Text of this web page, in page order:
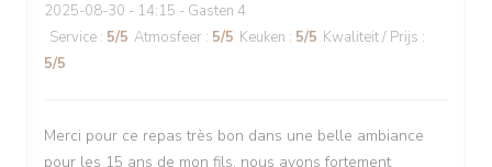
2025-08-30 - 14:15 - Gasten 4
Service : 5/5 Atmosfeer : 5/5 Keuken : 5/5 Kwaliteit / Prijs :
5/5
Merci pour ce repas très bon dans une belle ambiance
pour les 15 ans de mon fils, nous avons fortement